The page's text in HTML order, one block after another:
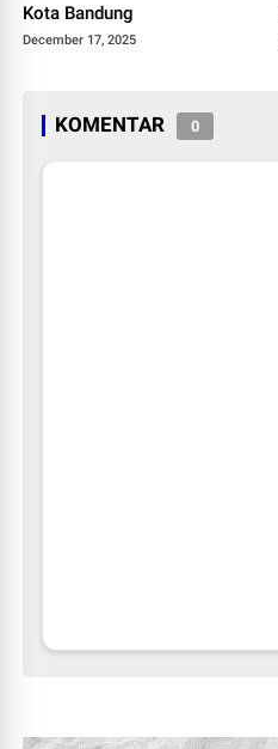
Kota Bandung
December 17, 2025
KOMENTAR 0